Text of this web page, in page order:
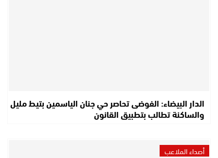
الدار البيضاء: الفوضى تحاصر حي جنان الياسمين بتيط مليل
والساكنة تطالب بتطبيق القانون
أصداء الملاعب